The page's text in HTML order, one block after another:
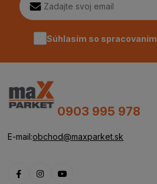
Súhlasím so spracovaním
0903 995 978
E-mail:obchod@maxparket.sk